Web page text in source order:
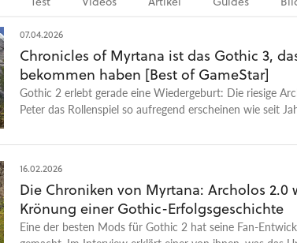
07.04.2026
Chronicles of Myrtana ist das Gothic 3,
bekommen haben [Best of GameStar]
Gothic 2 erlebt gerade eine Wiedergeburt: Die riesige
Peter das Rollenspiel so aufregend erscheinen wie seit
16.02.2026
Die Chroniken von Myrtana: Archolos 2.0
Krönung einer Gothic-Erfolgsgeschichte
Eine der besten Mods für Gothic 2 hat seine Fan-